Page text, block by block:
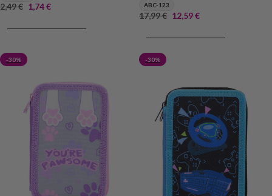
2,49€ 1,74€ ABC-123
17,99€ 12,59€
-30% -30%